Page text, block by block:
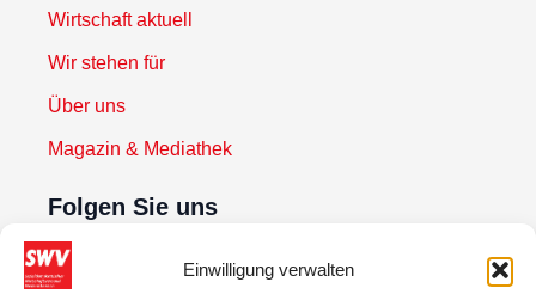
Einwilligung verwalten
Wirtschaft aktuell
Wir stehen für
Über uns
Magazin & Mediathek
Folgen Sie uns